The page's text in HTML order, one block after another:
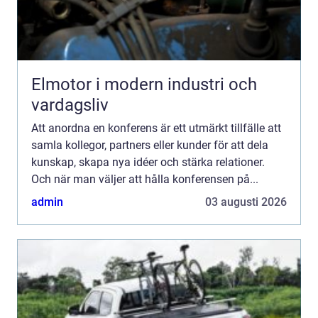
Elmotor i modern industri och
vardagsliv
Att anordna en konferens är ett utmärkt tillfälle att
samla kollegor, partners eller kunder för att dela
kunskap, skapa nya idéer och stärka relationer.
Och när man väljer att hålla konferensen på...
admin
03 augusti 2026